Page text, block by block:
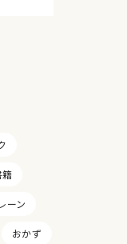
籍
ーン
おかず